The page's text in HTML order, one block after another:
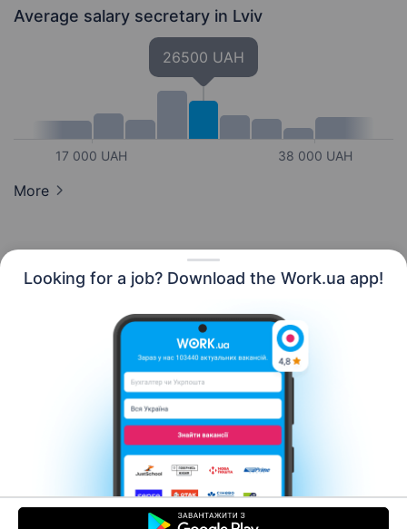
Looking for a job? Download the Work.ua app!
Average salary secretary in Lviv
17 000 UAH
26500 UAH
38 000 UAH
More
Contact us About us
Сareer
Help Terms of use